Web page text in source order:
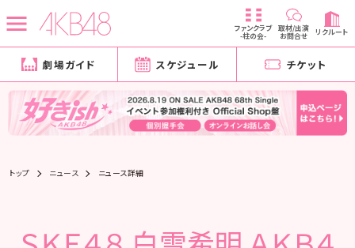
ファンクラブ
-柱の会-
取材/出演
お問合せ リクルート
劇場ガイド スケジュール チケット
トップ ニュース ニュース詳細